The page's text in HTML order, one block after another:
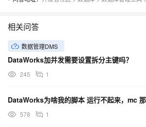
相关问答
数据管理DMS
DataWorks加并发需要设置拆分主键吗？
245 1
578 1